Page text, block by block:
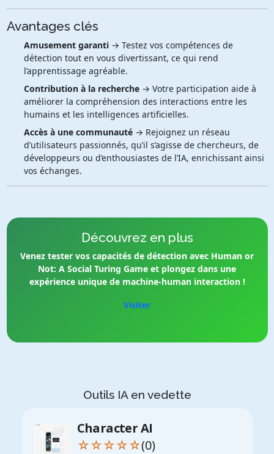
Avantages clés
Amusement garanti→ Testez vos compétences de
détection tout en vous divertissant, ce qui rend
l’apprentissage agréable.
Contribution à la recherche→ Votre participation aide à
améliorer la compréhension des interactions entre les
humains et les intelligences artificielles.
Accès à une communauté→ Rejoignez un réseau
d’utilisateurs passionnés, qu’il s’agisse de chercheurs, de
développeurs ou d’enthousiastes de l’IA, enrichissant ainsi
vos échanges.
Découvrez en plus
Venez tester vos capacités de détection avec Human or
Not: A Social Turing Game et plongez dans une
expérience unique de machine-human interaction !
Visiter
Outils IA en vedette
Character AI
☆☆☆☆☆(0)